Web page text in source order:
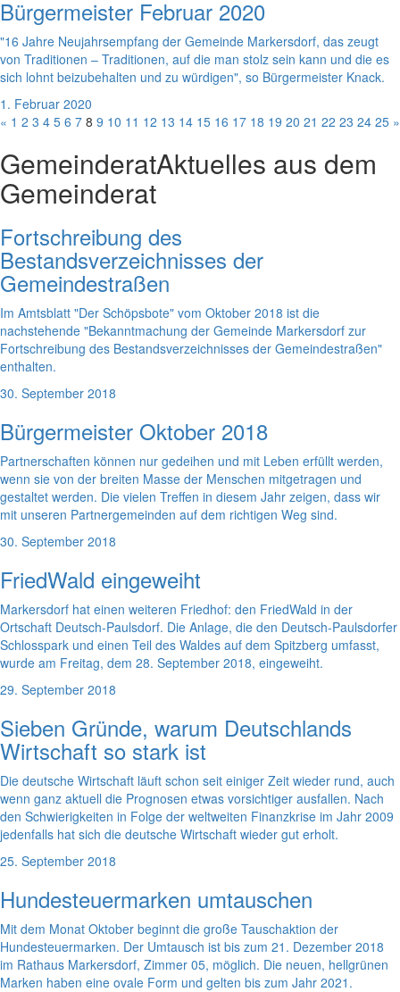
Bürgermeister Februar 2020
"16 Jahre Neujahrsempfang der Gemeinde Markersdorf, das zeugt
von Traditionen – Traditionen, auf die man stolz sein kann und die es
sich lohnt beizubehalten und zu würdigen", so Bürgermeister Knack.
1. Februar 2020
« 1 2 3 4 5 6 7 8 9 10 11 12 13 14 15 16 17 18 19 20 21 22 23 24 25 »
GemeinderatAktuelles aus dem
Gemeinderat
Fortschreibung des
Bestandsverzeichnisses der
Gemeindestraßen
Im Amtsblatt "Der Schöpsbote" vom Oktober 2018 ist die
nachstehende "Bekanntmachung der Gemeinde Markersdorf zur
Fortschreibung des Bestandsverzeichnisses der Gemeindestraßen"
enthalten.
30. September 2018
Bürgermeister Oktober 2018
Partnerschaften können nur gedeihen und mit Leben erfüllt werden,
wenn sie von der breiten Masse der Menschen mitgetragen und
gestaltet werden. Die vielen Treffen in diesem Jahr zeigen, dass wir
mit unseren Partnergemeinden auf dem richtigen Weg sind.
30. September 2018
FriedWald eingeweiht
Markersdorf hat einen weiteren Friedhof: den FriedWald in der
Ortschaft Deutsch-Paulsdorf. Die Anlage, die den Deutsch-Paulsdorfer
Schlosspark und einen Teil des Waldes auf dem Spitzberg umfasst,
wurde am Freitag, dem 28. September 2018, eingeweiht.
29. September 2018
Sieben Gründe, warum Deutschlands
Wirtschaft so stark ist
Die deutsche Wirtschaft läuft schon seit einiger Zeit wieder rund, auch
wenn ganz aktuell die Prognosen etwas vorsichtiger ausfallen. Nach
den Schwierigkeiten in Folge der weltweiten Finanzkrise im Jahr 2009
jedenfalls hat sich die deutsche Wirtschaft wieder gut erholt.
25. September 2018
Hundesteuermarken umtauschen
Mit dem Monat Oktober beginnt die große Tauschaktion der
Hundesteuermarken. Der Umtausch ist bis zum 21. Dezember 2018
im Rathaus Markersdorf, Zimmer 05, möglich. Die neuen, hellgrünen
Marken haben eine ovale Form und gelten bis zum Jahr 2021.